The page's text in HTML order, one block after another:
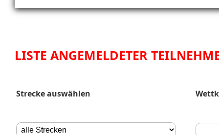
LISTE ANGEMELDETER
Strecke auswählen